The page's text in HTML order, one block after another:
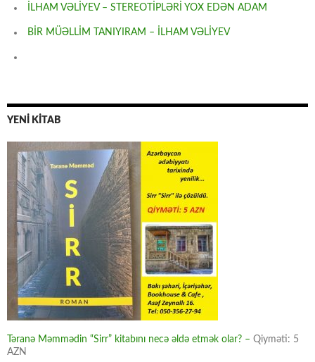
İLHAM VƏLİYEV – STEREOTİPLƏRİ YOX EDƏN ADAM
BİR MÜƏLLİM TANIYIRAM – İLHAM VƏLİYEV
YENİ KİTAB
Təranə Məmmədin “Sirr” kitabını necə əldə etmək olar? – Qiyməti: 5
AZN